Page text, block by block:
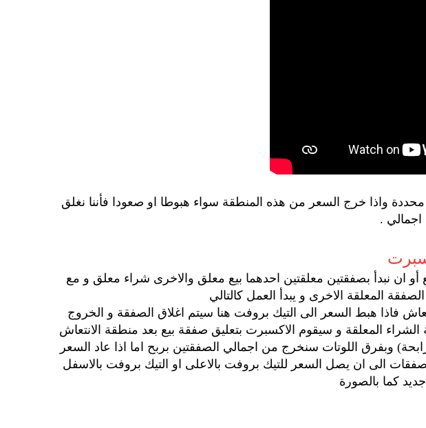
واذا خرج السعر من هذه المنطقة سواء هبوطا او صعودا فأننا نغلق
.
أو ان نبدأ بصفقتين معلقتين احدهما بيع معلق والاخرى شراء معلق و مع
المعلقة الاخرى و يبدأ العمل كالتالي
فاذا هبط السعر الى التيك بروفت هنا سيتم اغلاق الصفقة و الخروج
المعلقة و سيقوم الاكسبرت بتعليق صفقة بيع بعد منطقة الانتعاش
وبفرق اللوتات سنخرج من اجمالي الصفقتين بربح اما اذا عاد السعر
الى ان يصل السعر للتيك بروفت بالاعلى او التيك بروفت بالاسفل
كما بالصورة